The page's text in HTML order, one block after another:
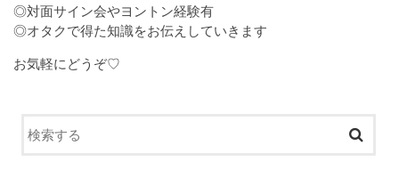
◎対面サイン会やヨントン経験有
◎オタクで得た知識をお伝えしていきます
お気軽にどうぞ♡